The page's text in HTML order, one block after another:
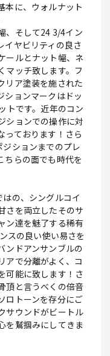
本に、ウォルナット
、そして24 3/4イン
イヤビリティの良さ
ールとナット幅、ネ
マッチ致します。フ
リア塗装を施された
ションマークはドッ
トです。近年のコン
ションでの操作に対
っております！さら
ションまでのプレ
ちらの面でも時代を
の、シングルコイ
さを両立したそのサ
ン達を魅了する稀有
スの良い使い易さを
ンドアンサンブルの
アで分離がよく、コ
可能に致します！さ
頂と言うべくの倍音
ロトーンを存分にご
サウンドがビートル
を鷲掴みにしてきま